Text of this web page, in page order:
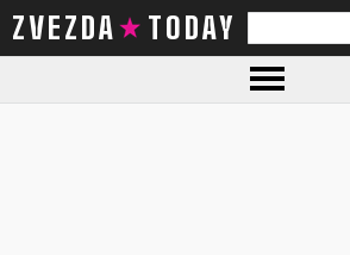
ZVEZDA TODAY